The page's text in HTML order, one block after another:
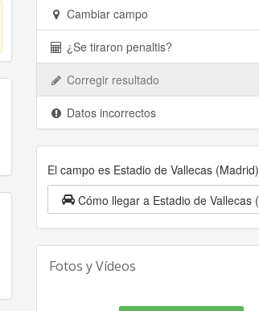
Cambiar campo
¿Se tiraron penaltis?
Corregir resultado
Datos incorrectos
El campo es Estadio de Vallecas (Madrid)
Fotos y Vídeos